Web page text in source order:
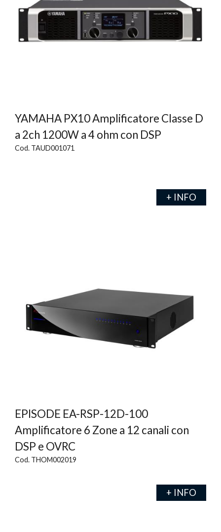
YAMAHA PX10 Amplificatore Classe D
a 2ch 1200W a 4 ohm con DSP
Cod. TAUD001071
+ INFO
EPISODE EA-RSP-12D-100
Amplificatore 6 Zone a 12 canali con
DSP e OVRC
Cod. THOM002019
+ INFO